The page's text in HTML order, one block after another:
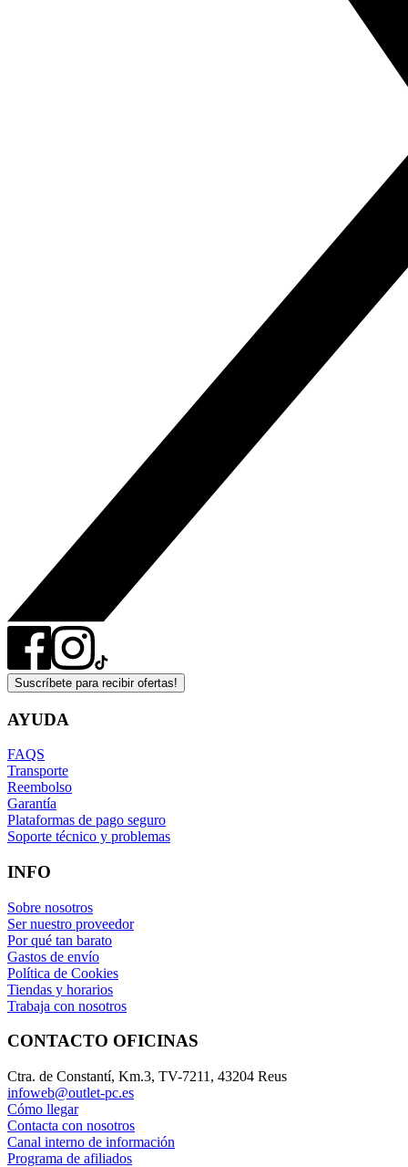
Suscríbete para recibir ofertas!
AYUDA
FAQS
Transporte
Reembolso
Garantía
Plataformas de pago seguro
Soporte técnico y problemas
INFO
Sobre nosotros
Ser nuestro proveedor
Por qué tan barato
Gastos de envío
Política de Cookies
Tiendas y horarios
Trabaja con nosotros
CONTACTO OFICINAS
Ctra. de Constantí, Km.3, TV-7211, 43204 Reus
infoweb@outlet-pc.es
Cómo llegar
Contacta con nosotros
Canal interno de información
Programa de afiliados